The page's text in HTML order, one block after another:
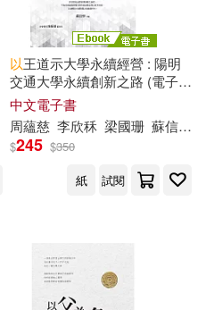
楊淇竹(20)
以王道示大學永續經營 : 陽明
交通大學永續創新之路 (電子
書)
中文電子書
周蘊慈 李欣秝 梁國珊 蘇信寧
$245 $350
紙
試閱